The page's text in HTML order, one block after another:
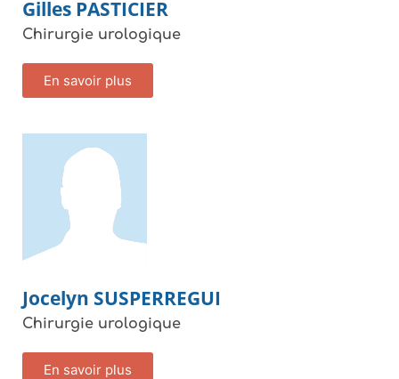
Gilles PASTICIER
Chirurgie urologique
En savoir plus
Jocelyn SUSPERREGUI
Chirurgie urologique
En savoir plus